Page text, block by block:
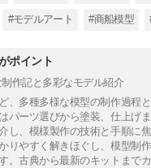
#モデルアート #商船模型
ポイント
作記と多彩なモデル紹介
、多種多様な模型の制作過程
パーツ選びから塗装、仕上げ
し、模様製作の技術と手順に
りやすく解きほぐし、模型制
。古典から最新のキットまで